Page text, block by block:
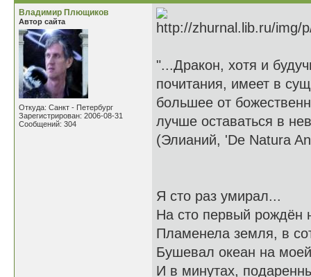
Владимир Плющиков
Автор сайта
Откуда: Санкт - Петербург
Зарегистрирован: 2006-08-31
Сообщений: 304
"...Дракон, хотя и
почитания, имеет в
большее от
лучше оставаться в
(Элианий, 'De Natura
Я сто раз умирал...
На сто первый рождён
Пламенела земля, в
Бушевал океан на
И в минутах,